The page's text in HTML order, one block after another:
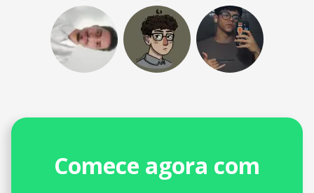
Comece agora com